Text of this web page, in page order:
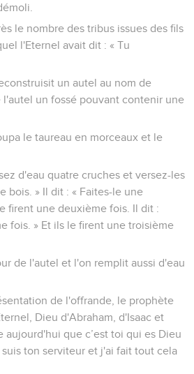
fois arrivé là-bas, tu consacreras
roi de Syrie.
onction Jéhu, le petit-fils de
et tu consacreras par onction
d'Abel-Mehola, comme prophète
l'épée de Hazaël, Jéhu le fera
à l'épée de Jéhu, Elisée le
Israël 7000 hommes. Ce sont tous
genoux devant Baal et dont la
»
pour lui succéder
Elisée, le fils de Shaphath, en
devant lui douze paires de bœufs
de la douzième. Elie s'approcha
sur lui.
bœufs et courut après Elie. Il lui dit :
mon père et ma mère et je te
: « Vas-y et reviens. Pense en effet